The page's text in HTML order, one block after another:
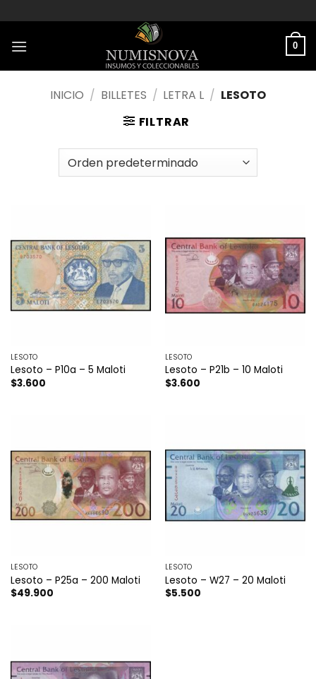
al
contenido
0
INICIO / BILLETES / LETRA L / LESOTO
FILTRAR
LESOTO
Lesoto – P10a – 5 Maloti
$3.600
LESOTO
Lesoto – P21b – 10 Maloti
$3.600
LESOTO
Lesoto – P25a – 200 Maloti
$49.900
LESOTO
Lesoto – W27 – 20 Maloti
$5.500